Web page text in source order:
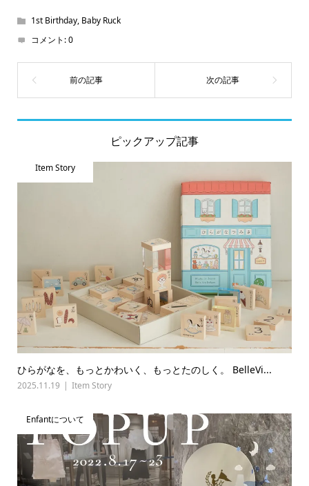
1st Birthday, Baby Ruck
コメント:0
ピックアップ記事
Item Story
ひらがなを、もっとかわいく、もっとたのしく。 BelleVi...
2025.11.19 Item Story
Enfantについて